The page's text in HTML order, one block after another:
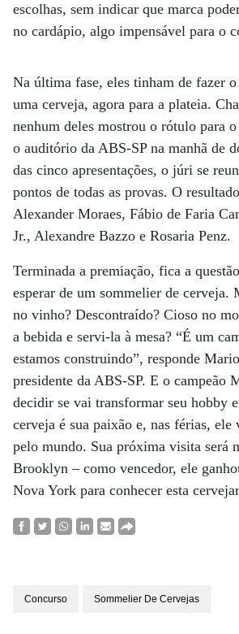
escolhas, sem indicar que marca
no cardápio, algo impensável para o
Na última fase, eles tinham de fazer
uma cerveja, agora para a plateia.
nenhum deles mostrou o rótulo para
o auditório da ABS-SP na manhã de
das cinco apresentações, o júri se
pontos de todas as provas. O
Alexander Moraes, Fábio de Faria
Jr., Alexandre Bazzo e Rosaria Penz.
Terminada a premiação, fica a
esperar de um sommelier de cerveja.
no vinho? Descontraído? Cioso no
a bebida e servi-la à mesa? “É um
estamos construindo”, responde
presidente da ABS-SP. E o campeão
decidir se vai transformar seu hobby
cerveja é sua paixão e, nas férias, ele
pelo mundo. Sua próxima visita será
Brooklyn – como vencedor, ele
Nova York para conhecer esta
Concurso Sommelier De Cervejas